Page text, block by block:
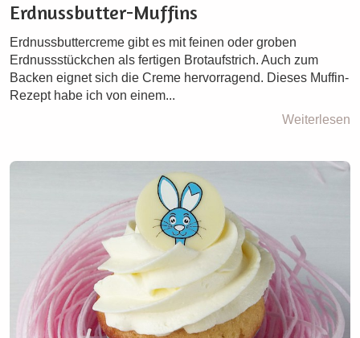
Erdnussbutter-Muffins
Erdnussbuttercreme gibt es mit feinen oder groben
Erdnussstückchen als fertigen Brotaufstrich. Auch zum
Backen eignet sich die Creme hervorragend. Dieses Muffin-
Rezept habe ich von einem...
Weiterlesen